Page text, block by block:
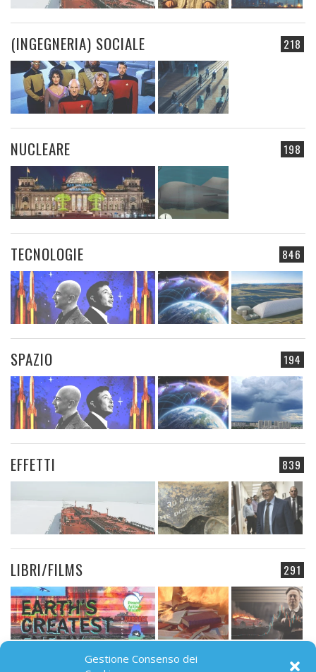
Gestione Consenso dei
218
(INGEGNERIA) SOCIALE
198
NUCLEARE
846
TECNOLOGIE
194
SPAZIO
839
EFFETTI
291
LIBRI/FILMS